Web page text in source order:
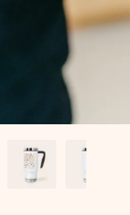
le moment idéal.